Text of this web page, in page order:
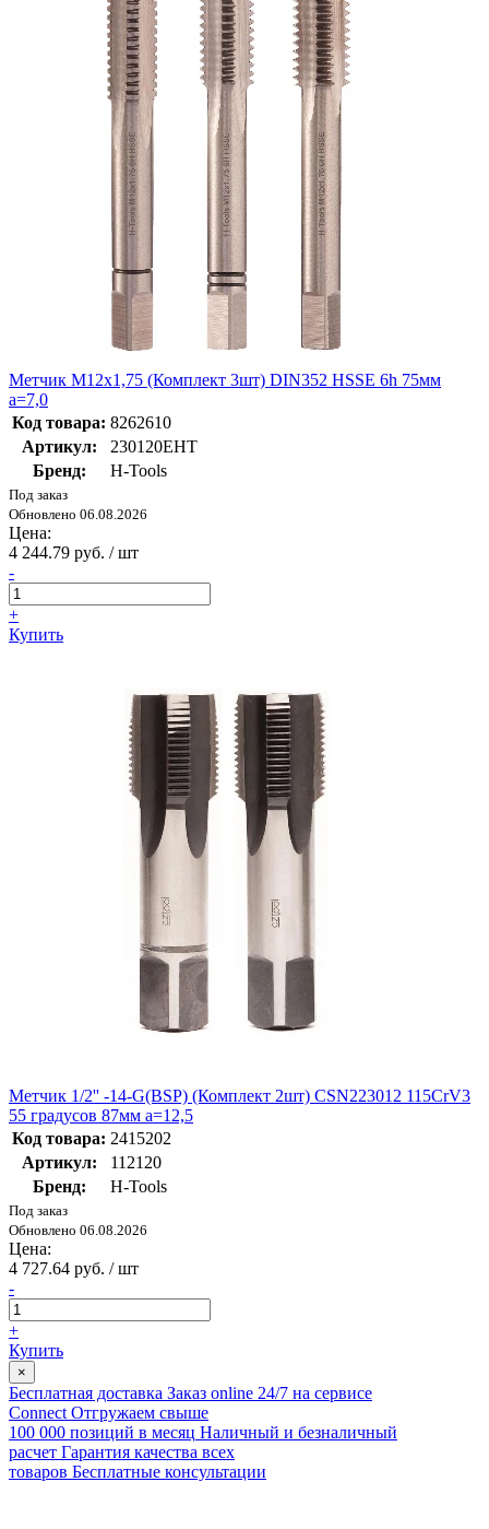
Метчик М12х1,75 (Комплект 3шт) DIN352 HSSE 6h 75мм
a=7,0
Код товара: 8262610
Артикул:
230120EHT
Бренд:
H-Tools
Под заказ
Обновлено 06.08.2026
Цена:
4 244.79 руб. / шт
-
+
Купить
Метчик 1/2'' -14-G(BSP) (Комплект 2шт) CSN223012 115CrV3
55 градусов 87мм a=12,5
Код товара: 2415202
Артикул:
112120
Бренд:
H-Tools
Под заказ
Обновлено 06.08.2026
Цена:
4 727.64 руб. / шт
-
+
Купить
×
Бесплатная доставка Заказ online 24/7 на сервисе
Connect Отгружаем свыше
100 000 позиций в месяц Наличный и безналичный
расчет Гарантия качества всех
товаров Бесплатные консультации